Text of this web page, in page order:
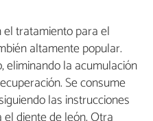
tratamiento para el
altamente popular.
eliminando la acumulación
Se consume
las instrucciones